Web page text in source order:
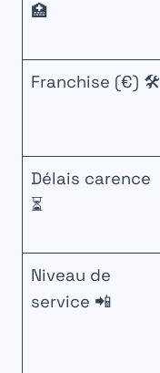
🏥
Franchise (€) 🛠️
Délais carence
⏳
Niveau de
service 📲